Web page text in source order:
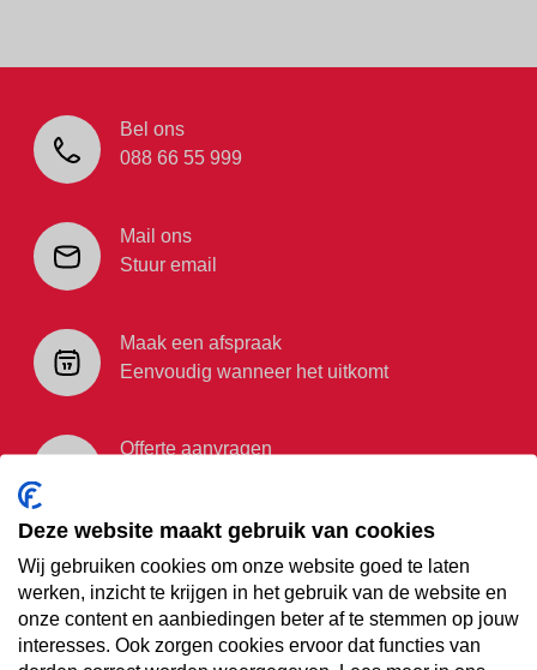
Bel ons
088 66 55 999
Mail ons
Stuur email
Maak een afspraak
Eenvoudig wanneer het uitkomt
Offerte aanvragen
€35,- korting op je
volgende vakantie
Deze website maakt gebruik van cookies
Wij gebruiken cookies om onze website goed te laten
werken, inzicht te krijgen in het gebruik van de website en
onze content en aanbiedingen beter af te stemmen op jouw
interesses. Ook zorgen cookies ervoor dat functies van